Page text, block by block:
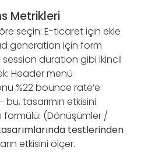
Metrikleri
seçin: E-ticaret için ekle
generation için form
duration gibi ikincil
Header menü
%22 bounce rate’e
bu, tasarımın etkisini
formülü: (Dönüşümler /
testlerinden
etkisini ölçer.